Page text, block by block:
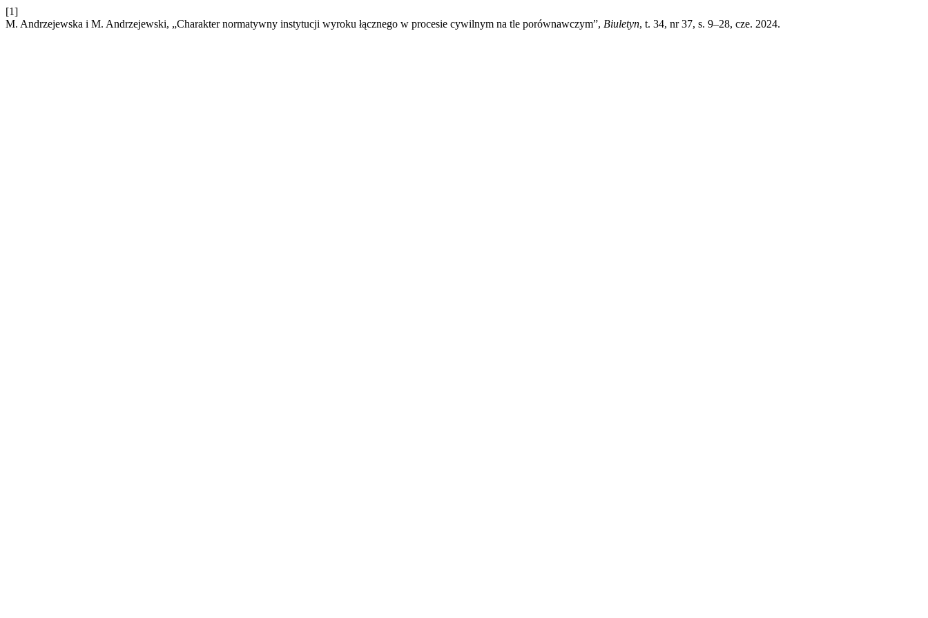
[1]
M. Andrzejewska i M. Andrzejewski, „Charakter normatywny instytucji wyroku łącznego w procesie cywilnym na tle porównawczym”, Biuletyn, t. 34, nr 37, s. 9–28, cze. 2024.